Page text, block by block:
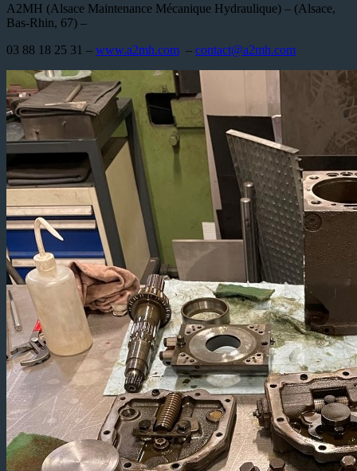
A2MH (Alsace Maintenance Mécanique Hydraulique) – (Alsace,
Bas-Rhin, 67) –
03 88 18 25 31 – www.a2mh.com – contact@a2mh.com